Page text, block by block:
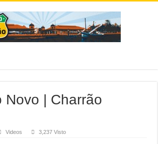
Novo | Charrão
Videos 3,237 Visto